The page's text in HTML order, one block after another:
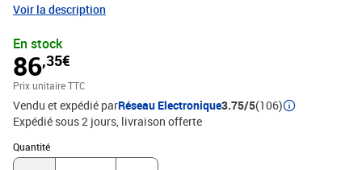
une touche de charme rustique à votre patio, jardin ou terrasse.
magnifique. Le bois d'acacia un bois dur tropical, qui est dense,
robuste et durable.Facile à transporter et à ranger : la table à
manger d'extérieur est pliable et compacte, ce qui permet de le
ranger et de le transporter facilement. C'est un choix idéal pour les
activités de plein air.Facile à entretenir : grâce à sa surface lisse, la
table se nettoie facilement à l'aide d'un chiffon humide et
nécessite peu d'entretien.Facile à assembler : la table de salle à
manger est facile à assembler. Bon à savoir :Pour que vos meubles
Voir la description
En stock
86,35€
Prix unitaire TTC
Vendu et expédié parRéseau Electronique3.75/5(106)
Expédié sous 2 jours livraison offerte
Quantité
Quantité : 1